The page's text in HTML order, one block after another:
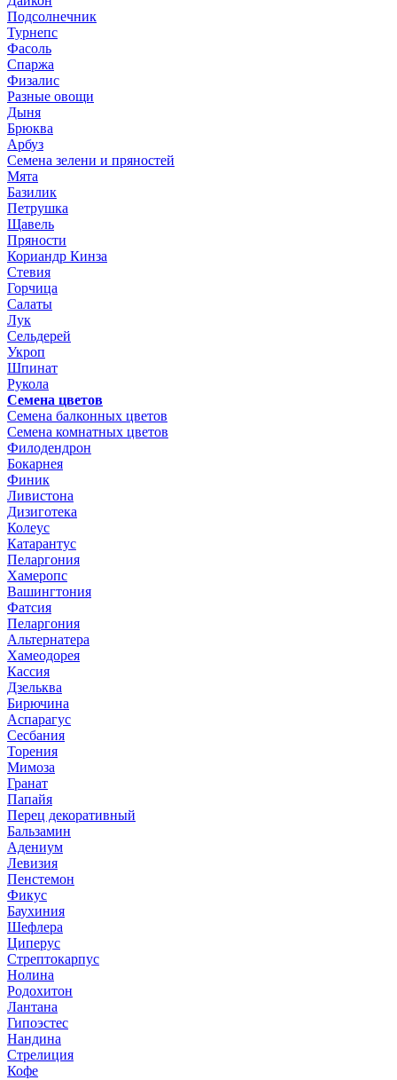
Подсолнечник
Турнепс
Фасоль
Спаржа
Физалис
Разные овощи
Дыня
Брюква
Арбуз
Семена зелени и пряностей
Мята
Базилик
Петрушка
Щавель
Пряности
Кориандр Кинза
Стевия
Горчица
Салаты
Лук
Сельдерей
Укроп
Шпинат
Рукола
Семена цветов
Семена балконных цветов
Семена комнатных цветов
Филодендрон
Бокарнея
Финик
Ливистона
Дизиготека
Колеус
Катарантус
Пеларгония
Хамеропс
Вашингтония
Фатсия
Пеларгония
Альтернатера
Хамеодорея
Кассия
Дзельква
Бирючина
Аспарагус
Сесбания
Торения
Мимоза
Гранат
Папайя
Перец декоративный
Бальзамин
Адениум
Левизия
Пенстемон
Фикус
Баухиния
Шефлера
Циперус
Стрептокарпус
Нолина
Родохитон
Лантана
Гипоэстес
Нандина
Стрелиция
Кофе